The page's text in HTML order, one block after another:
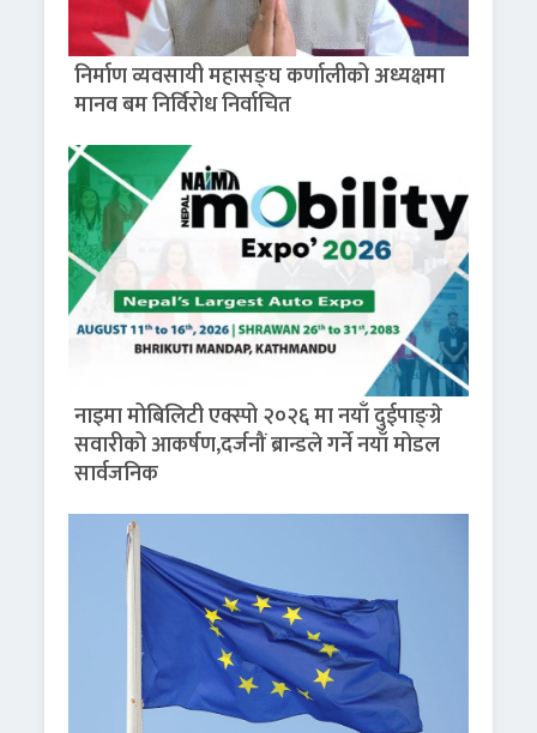
निर्माण व्यवसायी महासङ्घ कर्णालीको अध्यक्षमा
मानव बम निर्विरोध निर्वाचित
नाइमा मोबिलिटी एक्स्पो २०२६ मा नयाँ दुईपाङ्ग्रे
सवारीको आकर्षण,दर्जनौं ब्रान्डले गर्ने नयाँ मोडल
सार्वजनिक